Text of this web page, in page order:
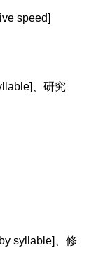
speed]
、研究
syllable]、修